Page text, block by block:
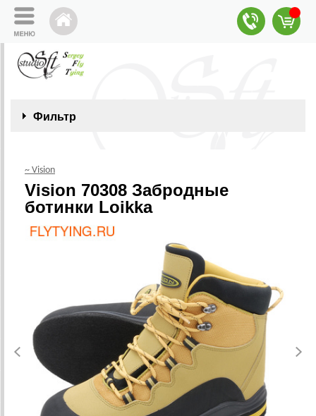
Фильтр
~ Vision
Vision 70308 Забродные
ботинки Loikka